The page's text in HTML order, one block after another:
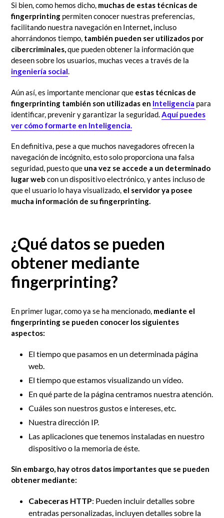
Si bien, como hemos dicho, muchas de estas técnicas de
fingerprinting permiten conocer nuestras preferencias,
facilitando nuestra navegación en Internet, incluso
ahorrándonos tiempo, también pueden ser utilizados por
cibercriminales,que pueden obtener la información que
deseen sobre los usuarios, muchas veces a través de la
ingeniería social.
Aún así, es importante mencionar que estas técnicas de
fingerprinting también son utilizadas en Inteligencia para
identificar, prevenir y garantizar la seguridad.Aquí puedes
ver cómo formarte en Inteligencia.
En definitiva, pese a que muchos navegadores ofrecen la
navegación de incógnito, esto solo proporciona una falsa
seguridad, puesto que una vez se accede a un determinado
lugar web con un dispositivo electrónico, y antes incluso de
que el usuario lo haya visualizado, el servidor ya posee
mucha información de su fingerprinting.
¿Qué datos se pueden
obtener mediante
fingerprinting?
En primer lugar, como ya se ha mencionado, mediante el
fingerprinting se pueden conocer los siguientes
aspectos:
El tiempo que pasamos en un determinada página
web.
El tiempo que estamos visualizando un vídeo.
En qué parte de la página centramos nuestra atención.
Cuáles son nuestros gustos e intereses, etc.
Nuestra dirección IP.
Las aplicaciones que tenemos instaladas en nuestro
dispositivo o la memoria de éste.
Sin embargo, hay otros datos importantes que se pueden
obtener mediante:
Cabeceras HTTP: Pueden incluir detalles sobre
entradas personalizadas, incluyen detalles sobre la